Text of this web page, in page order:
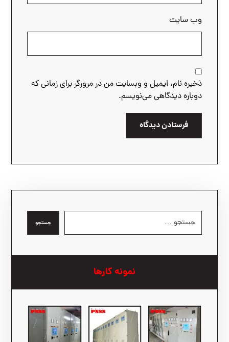
وب‌ سایت
ذخیره نام، ایمیل و وبسایت من در مرورگر برای زمانی که
دوباره دیدگاهی می‌نویسم.
فرستادن دیدگاه
جستجو
نمونه کارها